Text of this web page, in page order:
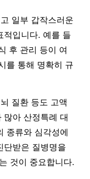
일부 갑작스러운
적입니다. 예를 들
후 관리 등이 여
를 통해 명확히 규
질환 등도 고액
많아 산정특례 대
종류와 심각성에
단받은 질병명을
것이 중요합니다.